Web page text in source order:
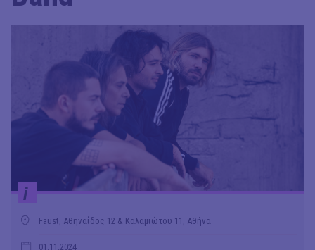
i
Faust, Αθηναΐδος 12 & Καλαμιώτου 11, Αθήνα
01.11.2024